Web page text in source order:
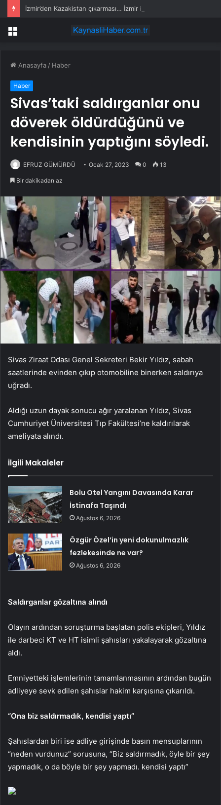
Menü
Anasayfa / Haber
Haber
Sivas’taki saldırganlar onu
döverek öldürdüğünü ve
kendisinin yaptığını söyledi.
EFRUZ GÜMÜRDÜ Ocak 27, 2023 0 13
Bir dakikadan az
Sivas Ziraat Odası Genel Sekreteri Bekir Yıldız, sabah
saatlerinde evinden çıkıp otomobiline binerken saldırıya
uğradı.
Aldığı uzun dayak sonucu ağır yaralanan Yıldız, Sivas
Cumhuriyet Üniversitesi Tıp Fakültesi’ne kaldırılarak
ameliyata alındı.
İlgili Makaleler
Bolu Otel Yangını Davasında Karar
İstinafa Taşındı
Ağustos 6, 2026
Özgür Özel’in yeni dokunulmazlık
fezlekesinde ne var?
Ağustos 6, 2026
Saldırganlar gözaltına alındı
Olayın ardından soruşturma başlatan polis ekipleri, Yıldız
ile darbeci KT ve HT isimli şahısları yakalayarak gözaltına
aldı.
Emniyetteki işlemlerinin tamamlanmasının ardından bugün
adliyeye sevk edilen şahıslar hakim karşısına çıkarıldı.
“Ona biz saldırmadık, kendisi yaptı”
Şahıslardan biri ise adliye girişinde basın mensuplarının
“neden vurdunuz” sorusuna, “Biz saldırmadık, öyle bir şey
yapmadık, o da böyle bir şey yapmadı. kendisi yaptı”